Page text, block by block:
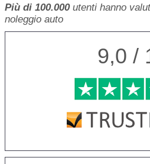
Più di 100.000utenti hanno
noleggio auto
9,0 /